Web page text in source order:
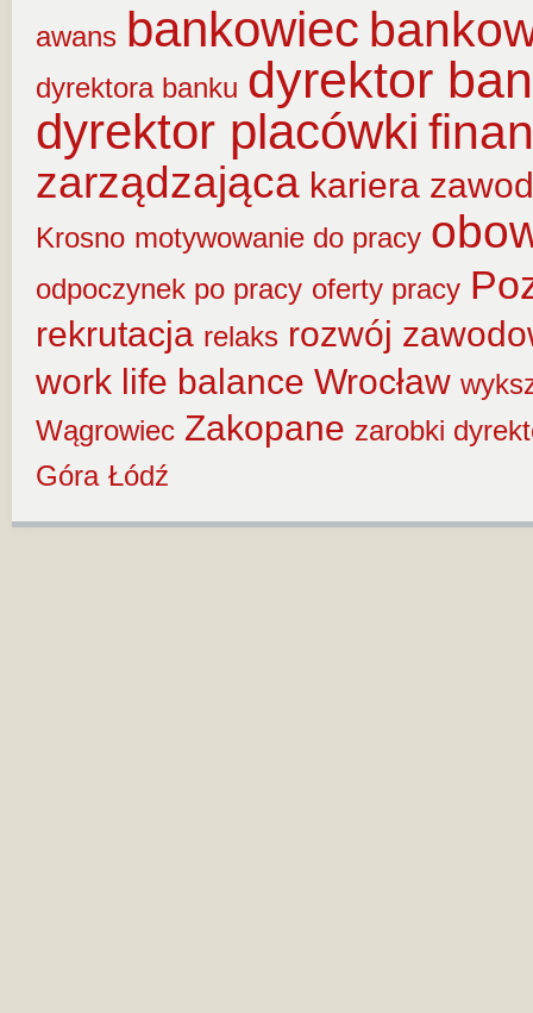
awans bankowiec
dyrektora banku dyrektor
dyrektor placówki
zarządzająca kariera
Krosno motywowanie do pracy
odpoczynek po pracy oferty pracy
rekrutacja relaks rozwój
work life balance Wrocław
Wągrowiec Zakopane zarobki
Góra Łódź